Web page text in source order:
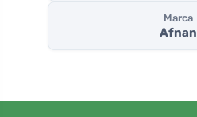
Marca
Afnan